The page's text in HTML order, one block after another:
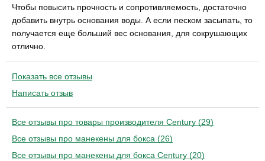
Чтобы повысить прочность и сопротивляемость, достаточно
добавить внутрь основания воды. А если песком засыпать, то
получается еще больший вес основания, для сокрушающих
отлично.
Показать все отзывы
Написать отзыв
Все отзывы про товары производителя Century (29)
Все отзывы про манекены для бокса (26)
Все отзывы про манекены для бокса Century (20)